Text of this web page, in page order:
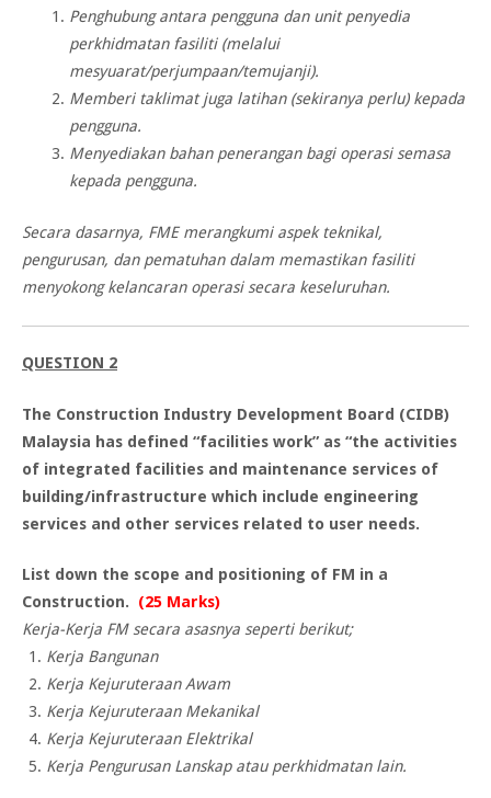
Penghubung antara pengguna dan unit penyedia
perkhidmatan fasiliti (melalui
mesyuarat/perjumpaan/temujanji).
Memberi taklimat juga latihan (sekiranya perlu) kepada
pengguna.
Menyediakan bahan penerangan bagi operasi semasa
kepada pengguna.
Secara dasarnya, FME merangkumi aspek teknikal,
pengurusan, dan pematuhan dalam memastikan fasiliti
menyokong kelancaran operasi secara keseluruhan.
QUESTION 2
The Construction Industry Development Board (CIDB)
Malaysia has defined “facilities work” as “the activities
of integrated facilities and maintenance services of
building/infrastructure which include engineering
services and other services related to user needs.
List down the scope and positioning of FM in a
Construction. (25 Marks)
Kerja-Kerja FM secara asasnya seperti berikut;
Kerja Bangunan
Kerja Kejuruteraan Awam
Kerja Kejuruteraan Mekanikal
Kerja Kejuruteraan Elektrikal
Kerja Pengurusan Lanskap atau perkhidmatan lain.